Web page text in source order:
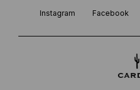
Instagram Facebook